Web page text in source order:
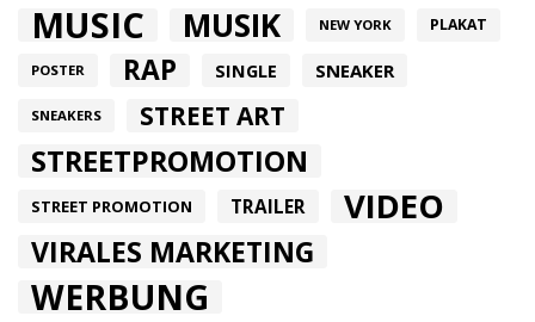
MUSIC MUSIK NEW YORK PLAKAT
POSTER RAP SINGLE SNEAKER
SNEAKERS STREET ART
STREETPROMOTION
STREET PROMOTION TRAILER VIDEO
VIRALES MARKETING
WERBUNG